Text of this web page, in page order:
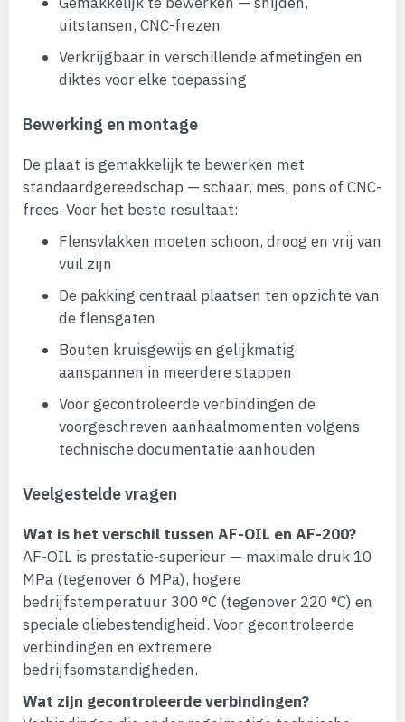
uitstansen, CNC-frezen
Verkrijgbaar in verschillende afmetingen en
diktes voor elke toepassing
Bewerking en montage
De plaat is gemakkelijk te bewerken met
standaardgereedschap — schaar, mes, pons of CNC-
frees. Voor het beste resultaat:
Flensvlakken moeten schoon, droog en vrij van
vuil zijn
De pakking centraal plaatsen ten opzichte van
de flensgaten
Bouten kruisgewijs en gelijkmatig
aanspannen in meerdere stappen
Voor gecontroleerde verbindingen de
voorgeschreven aanhaalmomenten volgens
technische documentatie aanhouden
Veelgestelde vragen
Wat is het verschil tussen AF-OIL en AF-200?
AF-OIL is prestatie-superieur — maximale druk 10
MPa (tegenover 6 MPa), hogere
bedrijfstemperatuur 300 °C (tegenover 220 °C) en
speciale oliebestendigheid. Voor gecontroleerde
verbindingen en extremere
bedrijfsomstandigheden.
Wat zijn gecontroleerde verbindingen?